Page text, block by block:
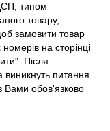
типом
товару,
замовити товар
на сторінці
Після
питання
Вами обов'язково